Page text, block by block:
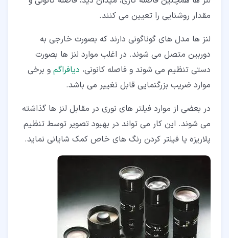
مقدار روشنایی را تعیین می کنند.
لنز ها مدل های گوناگونی دارند که بصورت خارجی به
دوربین متصل می شوند. در اغلب موارد لنز ها بصورت
دستی تنظیم می شوند و فاصله کانونی، دیافراگم و برخی
موارد ضریب بزرگنمایی قابل تغییر می باشد.
در بعضی از موارد فیلتر های نوری در مقابل لنز ها گذاشته
می شوند. این کار می تواند در بهبود تصویر توسط تنظیم
پلاریزه یا فیلتر کردن رنگ های خاص کمک شایانی نماید.